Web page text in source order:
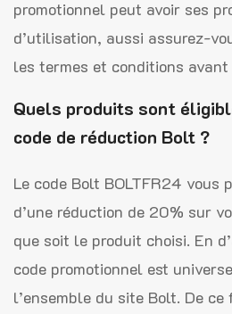
promotionnel peut avoir ses
d’utilisation, aussi assurez-
les termes et conditions avant
Quels produits sont
code de réduction Bolt ?
Le code Bolt BOLTFR24 vous
d’une réduction de 20% sur
que soit le produit choisi. En
code promotionnel est
l’ensemble du site Bolt. De